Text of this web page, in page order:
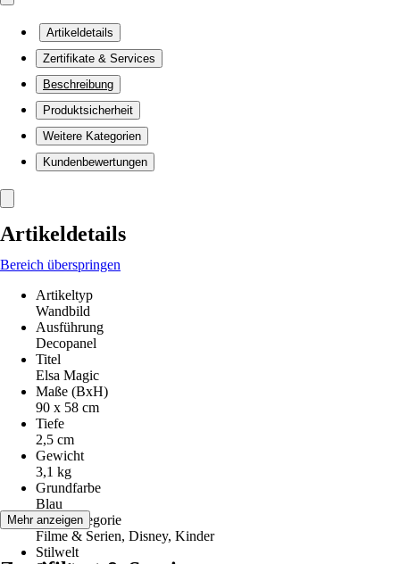
Artikeldetails
Zertifikate & Services
Beschreibung
Produktsicherheit
Weitere Kategorien
Kundenbewertungen
Artikeldetails
Bereich überspringen
Artikeltyp
Wandbild
Ausführung
Decopanel
Titel
Elsa Magic
Maße (BxH)
90 x 58 cm
Tiefe
2,5 cm
Gewicht
3,1 kg
Grundfarbe
Blau
Motivkategorie
Filme & Serien, Disney, Kinder
Stilwelt
Mehr anzeigen